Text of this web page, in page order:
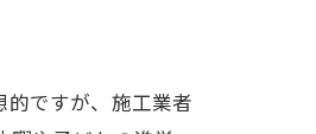
ですが、施工業者